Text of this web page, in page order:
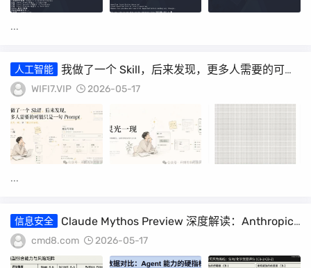
...
人工智能
我做了一个 Skill，后来发现，更多人需要的可能
只是一句 Prompt
WIFI7.VIP 2026-05-17
...
信息安全
Claude Mythos Preview 深度解读：Anthropic
最强大模型的机遇与风险
cmd8.com 2026-05-17